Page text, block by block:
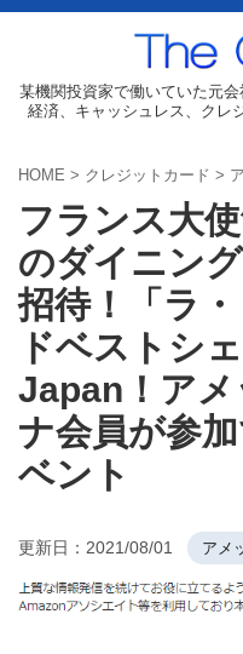
某機関投資家で働いていた元会
経済、キャッシュレス、クレ
HOME > クレジットカード >
フランス大
のダイニン
招待！「ラ
ドベストシ
Japan！ア
ナ会員が参
ベント
更新日： 2021/08/01 アメ